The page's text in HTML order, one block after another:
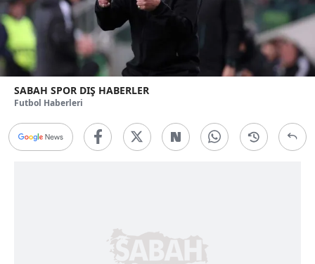
SABAH SPOR DIŞ HABERLER
Futbol Haberleri